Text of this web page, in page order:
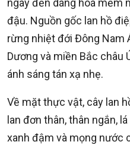
ngay đến dáng hoa mềm
đậu. Nguồn gốc lan hồ
rừng nhiệt đới Đông Nam
Dương và miền Bắc châu
ánh sáng tán xạ nhẹ.
Về mặt thực vật, cây lan
lan đơn thân, thân ngắn,
xanh đậm và mọng nước